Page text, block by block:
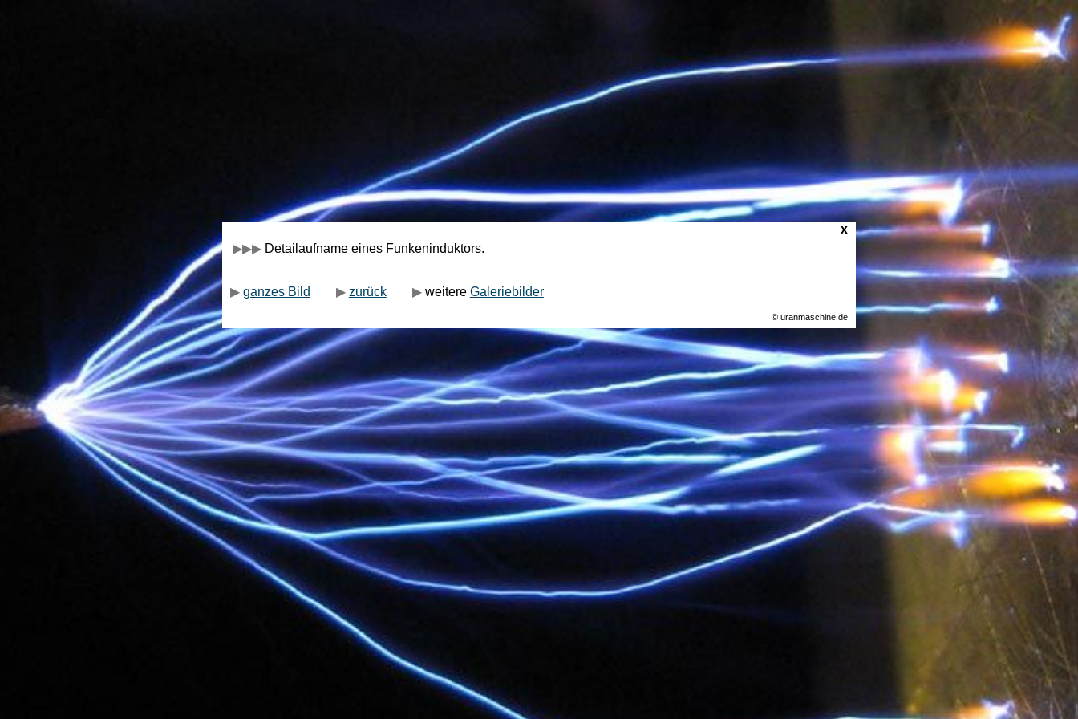
x
▶▶▶ Detailaufname eines Funkeninduktors.
▶ ganzes Bild ▶ zurück ▶weitere Galeriebilder
© uranmaschine.de